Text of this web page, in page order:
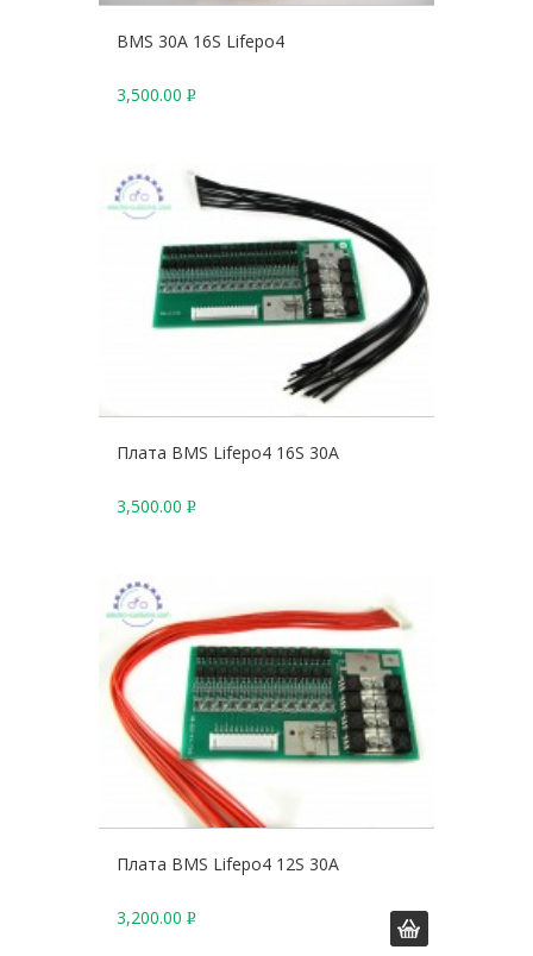
BMS 30A 16S Lifepo4
3,500.00 Р
.
Плата BMS Lifepo4 16S 30A
3,500.00 Р
Плата BMS Lifepo4 12S 30A
3,200.00 Р